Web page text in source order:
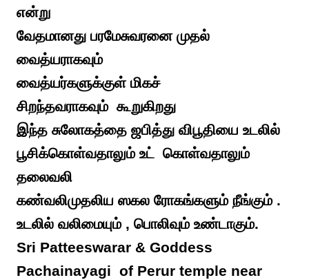
என்று
வேதமானது பரமேசுவரனை முதல்
வைத்யராகவும்
வைத்யர்களுக்குள் மிகச்
சிறந்தவராகவும் கூறுகிறது
இந்த சுலோகத்தை ஜபித்து விபூதியை உடலில்
பூசிக்கொள்வதாலும் உட் கொள்வதாலும்
தலைவலி
கண்வலிமுதலிய ஸகல ரோகங்களும் நீங்கும் .
உடலில் வலிமையும் , பொலிவும் உண்டாகும்.
Sri Patteeswarar & Goddess
Pachainayagi of Perur temple near